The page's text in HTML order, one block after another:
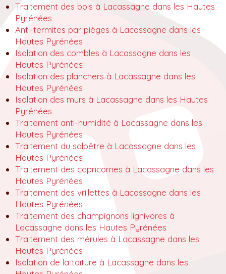
Traitement des bois à Lacassagne dans les Hautes
Pyrénées
Anti-termites par pièges à Lacassagne dans les
Hautes Pyrénées
Isolation des combles à Lacassagne dans les
Hautes Pyrénées
Isolation des planchers à Lacassagne dans les
Hautes Pyrénées
Isolation des murs à Lacassagne dans les Hautes
Pyrénées
Traitement anti-humidité à Lacassagne dans les
Hautes Pyrénées
Traitement du salpêtre à Lacassagne dans les
Hautes Pyrénées
Traitement des capricornes à Lacassagne dans les
Hautes Pyrénées
Traitement des vrillettes à Lacassagne dans les
Hautes Pyrénées
Traitement des champignons lignivores à
Lacassagne dans les Hautes Pyrénées
Traitement des mérules à Lacassagne dans les
Hautes Pyrénées
Isolation de la toiture à Lacassagne dans les